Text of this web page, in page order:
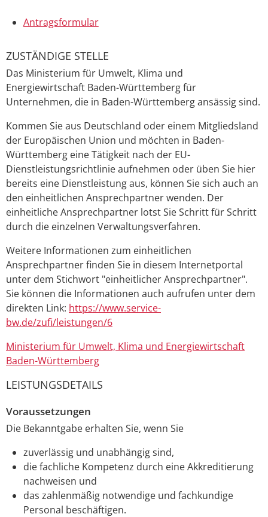
Antragsformular
ZUSTÄNDIGE STELLE
Das Ministerium für Umwelt, Klima und
Energiewirtschaft Baden-Württemberg für
Unternehmen, die in Baden-Württemberg ansässig sind.
Kommen Sie aus Deutschland oder einem Mitgliedsland
der Europäischen Union und möchten in Baden-
Württemberg eine Tätigkeit nach der EU-
Dienstleistungsrichtlinie aufnehmen oder üben Sie hier
bereits eine Dienstleistung aus, können Sie sich auch an
den einheitlichen Ansprechpartner wenden. Der
einheitliche Ansprechpartner lotst Sie Schritt für Schritt
durch die einzelnen Verwaltungsverfahren.
Weitere Informationen zum einheitlichen
Ansprechpartner finden Sie in diesem Internetportal
unter dem Stichwort "einheitlicher Ansprechpartner".
Sie können die Informationen auch aufrufen unter dem
direkten Link: https://www.service-
bw.de/zufi/leistungen/6
Ministerium für Umwelt, Klima und Energiewirtschaft
Baden-Württemberg
LEISTUNGSDETAILS
Voraussetzungen
Die Bekanntgabe erhalten Sie, wenn Sie
zuverlässig und unabhängig sind,
die fachliche Kompetenz durch eine Akkreditierung
nachweisen und
das zahlenmäßig notwendige und fachkundige
Personal beschäftigen.